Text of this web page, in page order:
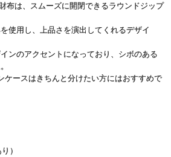
布は、スムーズに開閉できるラウンドジップ
使用し、上品さを演出してくれるデザイ
ンのアクセントになっており、シボのある
ケースはきちんと分けたい方にはおすすめで
）